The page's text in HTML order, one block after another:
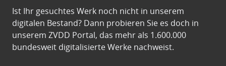
Ist Ihr gesuchtes Werk noch nicht in unserem
digitalen Bestand? Dann probieren Sie es doch in
unserem ZVDD Portal, das mehr als 1.600.000
bundesweit digitalisierte Werke nachweist.